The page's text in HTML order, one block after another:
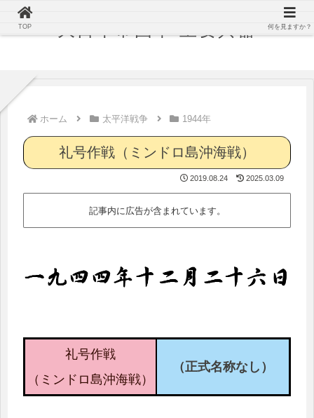
ホーム 太平洋戦争 1944年
礼号作戦（ミンドロ島沖海戦）
2019.08.24 2025.03.09
記事内に広告が含まれています。
礼号作戦
（ミンドロ島沖海戦）
（正式名称なし）
TOP 何を見ますか？